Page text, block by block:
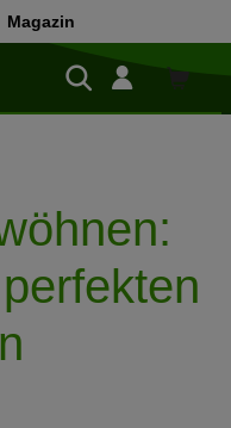
Magazin
Zum